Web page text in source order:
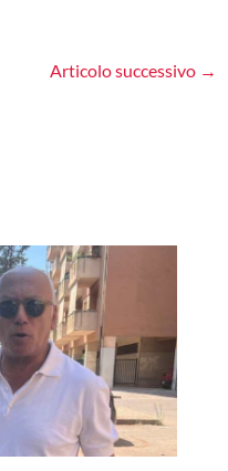
Articolo successivo →